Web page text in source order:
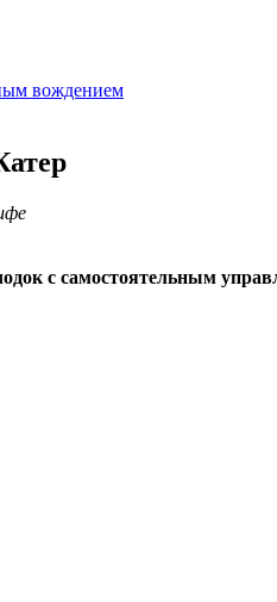
вождением
с самостоятельным